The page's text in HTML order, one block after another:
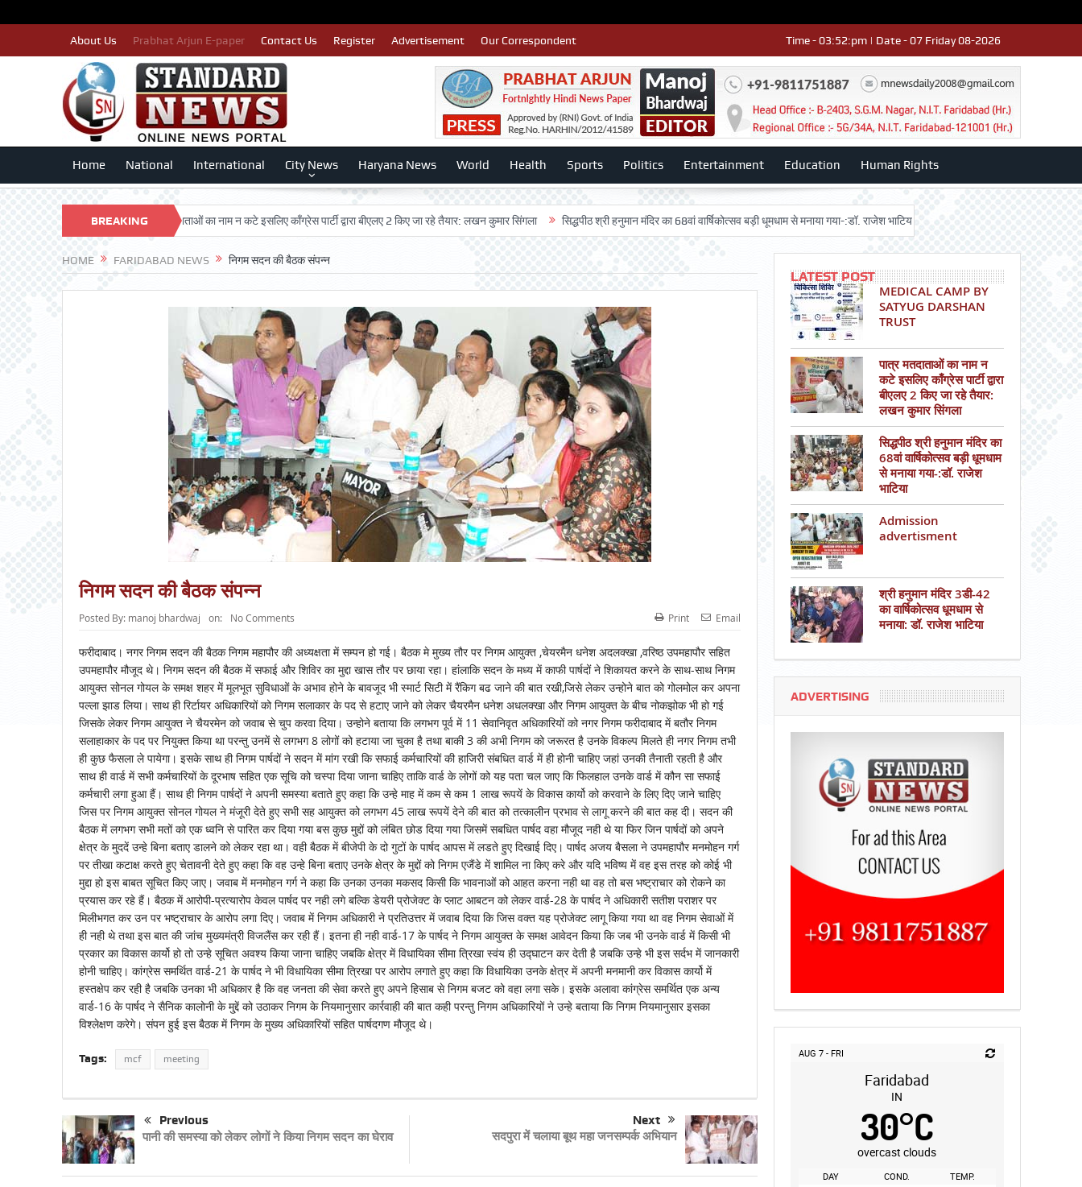
About Us Prabhat Arjun E-paper Contact Us Register Advertisement Our Correspondent Time - 03:52:pm | Date - 07 Friday 08-2026
Home National International City News Haryana News World Health Sports Politics Entertainment Education Human Rights
BREAKING
NEWS
TRUST पात्र मतदाताओं का नाम न कटे इसलिए काँग्रेस पार्टी द्वारा बीएलए 2 किए जा रहे तैयार: लखन कुमार सिंगला सिद्धपीठ श्री हनुमान मंदिर का 68वां वार्षिकोत्सव बड़ी धूमधाम से मनाया गया-:डॉ. राजेश भाटिया Admission advertisment श्री
HOME FARIDABAD NEWS निगम सदन की बैठक संपन्न
निगम सदन की बैठक संपन्न
Posted By: manoj bhardwaj on: No Comments Print Email
फरीदाबाद। नगर निगम सदन की बैठक निगम महापौर की अध्यक्षता में सम्पन हो गई। बैठक मे मुख्य तौर पर निगम आयुक्त ,चेयरमैन धनेश अदलक्खा ,वरिष्ठ उपमहापौर सहित
उपमहापौर मौजूद थे। निगम सदन की बैठक में सफाई और शिविर का मुद्दा खास तौर पर छाया रहा। हांलाकि सदन के मध्य में काफी पार्षदों ने शिकायत करने के साथ-साथ निगम
आयुक्त सोनल गोयल के समक्ष शहर में मूलभूत सुविधाओं के अभाव होने के बावजूद भी स्मार्ट सिटी में रैंकिग बढ जाने की बात रखी,जिसे लेकर उन्होने बात को गोलमोल कर अपना
पल्ला झाड लिया। साथ ही रिर्टायर अधिकारियों को निगम सलाकार के पद से हटाए जाने को लेकर चैयरमैन धनेश अधलक्खा और निगम आयुक्त के बीच नोकझोक भी हो गई
जिसके लेकर निगम आयुक्त ने चैयरमेन को जवाब से चुप करवा दिया। उन्होने बताया कि लगभग पूर्व में 11 सेवानिवृत अधिकारियों को नगर निगम फरीदाबाद में बतौर निगम
सलाहाकार के पद पर नियुक्त किया था परन्तु उनमें से लगभग 8 लोगों को हटाया जा चुका है तथा बाकी 3 की अभी निगम को जरूरत है उनके विकल्प मिलते ही नगर निगम तभी
ही कुछ फैसला ले पायेगा। इसके साथ ही निगम पार्षदों ने सदन में मांग रखी कि सफाई कर्मचारियों की हाजिरी संबधित वार्ड में ही होनी चाहिए जहां उनकी तैनाती रहती है और
साथ ही वार्ड में सभी कर्मचारियों के दूरभाष सहित एक सूचि को चस्पा दिया जाना चाहिए ताकि वार्ड के लोगों को यह पता चल जाए कि फिलहाल उनके वार्ड में कौन सा सफाई
कर्मचारी लगा हुआ हैं। साथ ही निगम पार्षदों ने अपनी समस्या बताते हुए कहा कि उन्हे माह में कम से कम 1 लाख रूपयें के विकास कार्यो को करवाने के लिए दिए जाने चाहिए
जिस पर निगम आयुक्त सोनल गोयल ने मंजूरी देते हुए सभी सह आयुक्त को लगभग 45 लाख रूपयें देने की बात को तत्कालीन प्रभाव से लागू करने की बात कह दी। सदन की
बैठक में लगभग सभी मतों को एक ध्वनि से पारित कर दिया गया बस कुछ मु्द्दों को लंबित छोड दिया गया जिसमें सबधित पार्षद वहा मौजूद नही थे या फिर जिन पार्षदों को अपने
क्षेत्र के मु्ददें उन्हे बिना बताए डालने को लेकर रहा था। वही बैठक में बीजेपी के दो गुटों के पार्षद आपस में लडते हुए दिखाई दिए। पार्षद अजय बैसला ने उपमहापौर मनमोहन गर्ग
पर तीखा कटाक्ष करते हुए चेतावनी देते हुए कहा कि वह उन्हे बिना बताए उनके क्षेत्र के मुद्दों को निगम एजैंडे में शामिल ना किए करे और यदि भविष्य में वह इस तरह को कोई भी
मुद्दा हो इस बाबत सूचित किए जाए। जवाब में मनमोहन गर्ग ने कहा कि उनका उनका मकसद किसी कि भावनाओं को आहत करना नही था वह तो बस भष्ट्राचार को रोकने का
प्रयास कर रहे हैं। बैठक में आरोपी-प्रत्यारोप केवल पार्षद पर नही लगे बल्कि डेयरी प्रोजेक्ट के प्लाट आबटन को लेकर वार्ड-28 के पार्षद ने अधिकारी सतीश पराशर पर
मिलीभगत कर उन पर भष्ट्राचार के आरोप लगा दिए। जवाब में निगम अधिकारी ने प्रतिउत्तर में जवाब दिया कि जिस वक्त यह प्रोजेक्ट लागू किया गया था वह निगम सेवाओं में
ही नही थे तथा इस बात की जांच मुख्यमंत्री विजलैंस कर रही हैं। इतना ही नही वार्ड-17 के पार्षद ने निगम आयुक्त के समक्ष आवेदन किया कि जब भी उनके वार्ड में किसी भी
प्रकार का विकास कार्यो हो तो उन्हे सूचित अवश्य किया जाना चाहिए जबकि क्षेत्र में विधायिका सीमा त्रिखा स्वंय ही उद्घाटन कर देती है जबकि उन्हे भी इस सर्दभ में जानकारी
होनी चाहिए। कांग्रेस समर्थित वार्ड-21 के पार्षद ने भी विधायिका सीमा त्रिखा पर आरोप लगाते हुए कहा कि विधायिका उनके क्षेत्र में अपनी मनमानी कर विकास कार्यो में
हस्तक्षेप कर रही है जबकि उनका भी अधिकार है कि वह जनता की सेवा करते हुए अपने हिसाब से निगम बजट को वहा लगा सके। इसके अलावा कांग्रेस समर्थित एक अन्य
वार्ड-16 के पार्षद ने सैनिक कालोनी के मु्द्दें को उठाकर निगम के नियमानुसार कार्रवाही की बात कही परन्तु निगम अधिकारियों ने उन्हे बताया कि निगम नियमानुसार इसका
विश्लेक्षण करेगे। संपन हुई इस बैठक में निगम के मुख्य अधिकारियों सहित पार्षदगण मौजूद थे।
Tags: mcf meeting
Previous
पानी की समस्या को लेकर लोगों ने किया निगम सदन का घेराव
Next
सदपुरा में चलाया बूथ महा जनसम्पर्क अभियान
LATEST POST
MEDICAL CAMP BY
SATYUG DARSHAN
TRUST
पात्र मतदाताओं का नाम न
कटे इसलिए काँग्रेस पार्टी द्वारा
बीएलए 2 किए जा रहे तैयार:
लखन कुमार सिंगला
सिद्धपीठ श्री हनुमान मंदिर का
68वां वार्षिकोत्सव बड़ी धूमधाम
से मनाया गया-:डॉ. राजेश
भाटिया
Admission
advertisment
श्री हनुमान मंदिर 3डी-42
का वार्षिकोत्सव धूमधाम से
मनाया: डॉ. राजेश भाटिया
ADVERTISING
AUG 7 - FRI
Faridabad
IN
30°C
overcast clouds
DAY COND. TEMP.